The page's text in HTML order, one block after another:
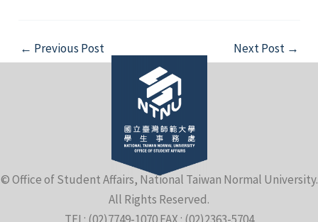
Post
navigation
← Previous Post Next Post →
© Office of Student Affairs, National Taiwan Normal University.
All Rights Reserved.